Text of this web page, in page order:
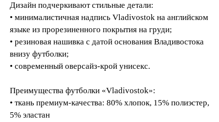
Дизайн подчеркивают стильные детали:
• минималистичная надпись Vladivostok на английском
языке из прорезиненного покрытия на груди;
• резиновая нашивка с датой основания Владивостока
внизу футболки;
• современный оверсайз-крой унисекс.
Преимущества футболки «Vladivostok»:
• ткань премиум-качества: 80% хлопок, 15% полиэстер,
5% эластан